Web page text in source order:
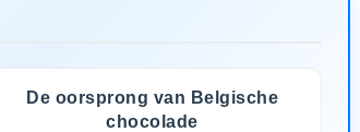
De oorsprong van Belgische
chocolade